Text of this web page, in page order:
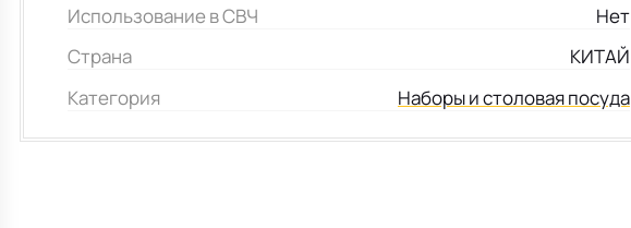
Использование в СВЧ
Нет
Страна
КИТАЙ
Категория
Наборы и столовая посуда